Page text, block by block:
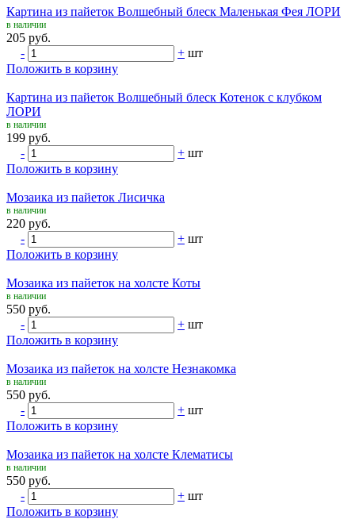
Картина из пайеток Волшебный блеск Маленькая Фея ЛОРИ
в наличии
205 руб.
-
+ шт
Положить в корзину
Картина из пайеток Волшебный блеск Котенок с клубком
ЛОРИ
в наличии
199 руб.
-
+ шт
Положить в корзину
Мозаика из пайеток Лисичка
в наличии
220 руб.
-
+ шт
Положить в корзину
Мозаика из пайеток на холсте Коты
в наличии
550 руб.
-
+ шт
Положить в корзину
Мозаика из пайеток на холсте Незнакомка
в наличии
550 руб.
-
+ шт
Положить в корзину
Мозаика из пайеток на холсте Клематисы
в наличии
550 руб.
-
+ шт
Положить в корзину